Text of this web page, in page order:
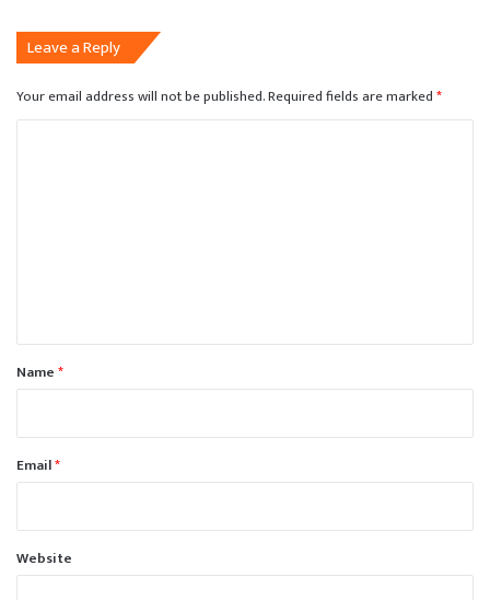
Leave a Reply
Your email address will not be published.Required fields are marked*
*Name*
Email*
Website